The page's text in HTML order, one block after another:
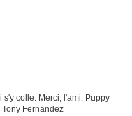
s'y colle. Merci, l'ami. Puppy
Fernandez